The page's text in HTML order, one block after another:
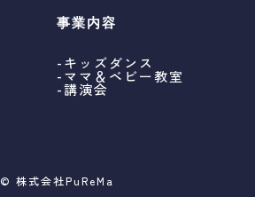
事業内容
-キッズダンス
-ママ＆ベビー教室
-講演会
© 株式会社PuReMa